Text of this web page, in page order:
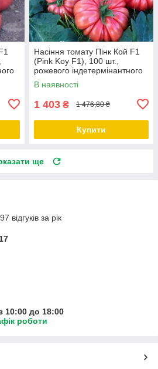
Насіння томату Пінк Кой F1
(Pink Koy F1), 100 шт.,
рожевого індетермінантного
В наявності
1 403 ₴ 1 476,80 ₴
Купити
ще
відгуків за рік
10:00 до 18:00
роботи